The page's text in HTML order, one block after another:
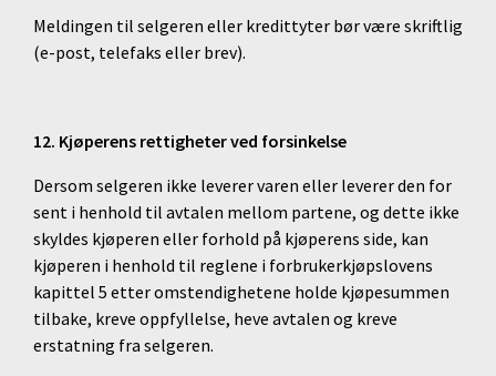
Meldingen til selgeren eller kredittyter bør være skriftlig
(e-post, telefaks eller brev).
12. Kjøperens rettigheter ved forsinkelse
Dersom selgeren ikke leverer varen eller leverer den for
sent i henhold til avtalen mellom partene, og dette ikke
skyldes kjøperen eller forhold på kjøperens side, kan
kjøperen i henhold til reglene i forbrukerkjøpslovens
kapittel 5 etter omstendighetene holde kjøpesummen
tilbake, kreve oppfyllelse, heve avtalen og kreve
erstatning fra selgeren.